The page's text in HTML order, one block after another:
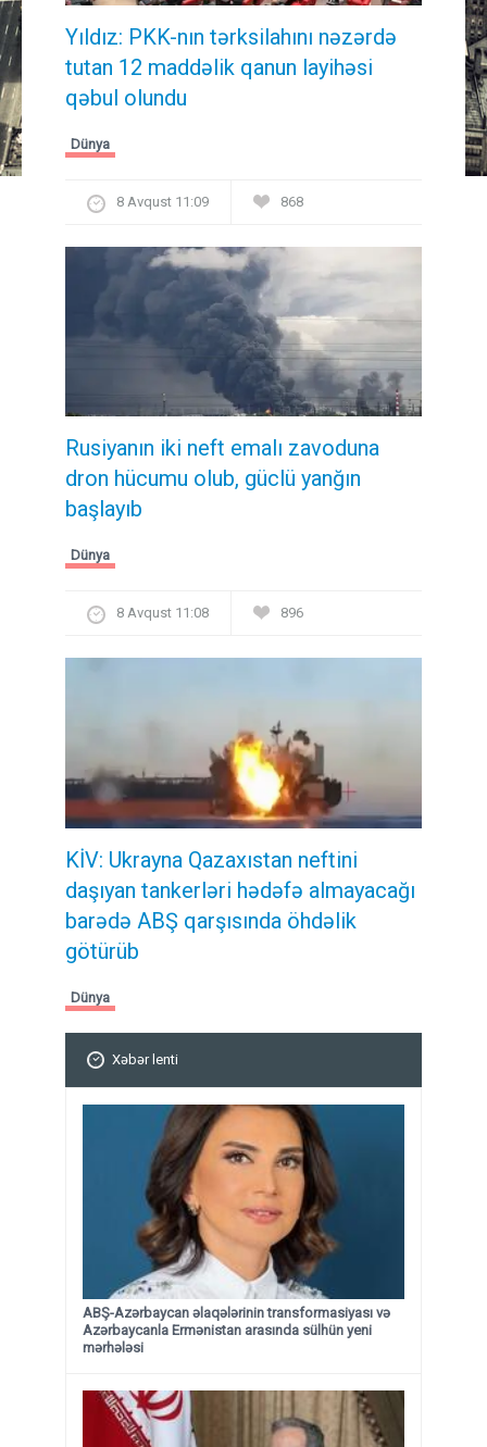
Yıldız: PKK-nın tərksilahını nəzərdə
tutan 12 maddəlik qanun layihəsi
qəbul olundu ​​​​​​​
Dünya
8 Avqust 11:09 868
Rusiyanın iki neft emalı zavoduna
dron hücumu olub, güclü yanğın
başlayıb
Dünya
8 Avqust 11:08 896
KİV: Ukrayna Qazaxıstan neftini
daşıyan tankerləri hədəfə almayacağı
barədə ABŞ qarşısında öhdəlik
götürüb
Dünya
Xəbər lenti
ABŞ-Azərbaycan əlaqələrinin transformasiyası və
Azərbaycanla Ermənistan arasında sülhün yeni
mərhələsi